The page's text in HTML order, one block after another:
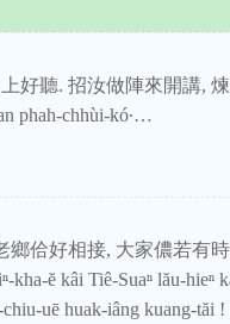
好聽. 招汝做陣來開講, 煉
phah-chhùi-kó·…
鄉佮好相接, 大家儂若有
kha-ĕ kâi Tiê-Suaⁿ lău-
uē huak-iâng kuang-tăi !